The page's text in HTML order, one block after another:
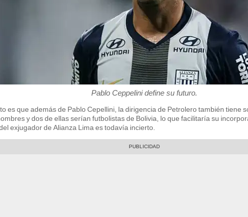
Pablo Ceppelini define su futuro.
es que además de Pablo Cepellini, la dirigencia de Petrolero también tiene
y dos de ellas serían futbolistas de Bolivia, lo que facilitaría su
exjugador de Alianza Lima es todavía incierto.